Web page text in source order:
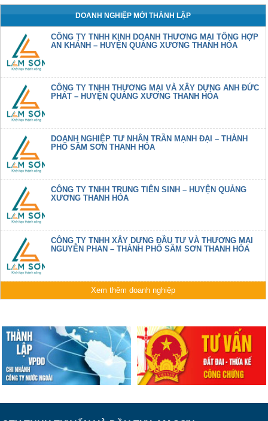
DOANH NGHIỆP MỚI THÀNH LẬP
CÔNG TY TNHH KINH DOANH THƯƠNG MẠI TỔNG HỢP
AN KHÁNH – HUYỆN QUẢNG XƯƠNG THANH HÓA
CÔNG TY TNHH THƯƠNG MẠI VÀ XÂY DỰNG ANH ĐỨC
PHÁT – HUYỆN QUẢNG XƯƠNG THANH HÓA
DOANH NGHIỆP TƯ NHÂN TRẦN MẠNH ĐẠI – THÀNH
PHỐ SẦM SƠN THANH HÓA
CÔNG TY TNHH TRUNG TIÊN SINH – HUYỆN QUẢNG
XƯƠNG THANH HÓA
CÔNG TY TNHH XÂY DỰNG ĐẦU TƯ VÀ THƯƠNG MẠI
NGUYỄN PHAN – THÀNH PHỐ SẦM SƠN THANH HÓA
Xem thêm doanh nghiệp